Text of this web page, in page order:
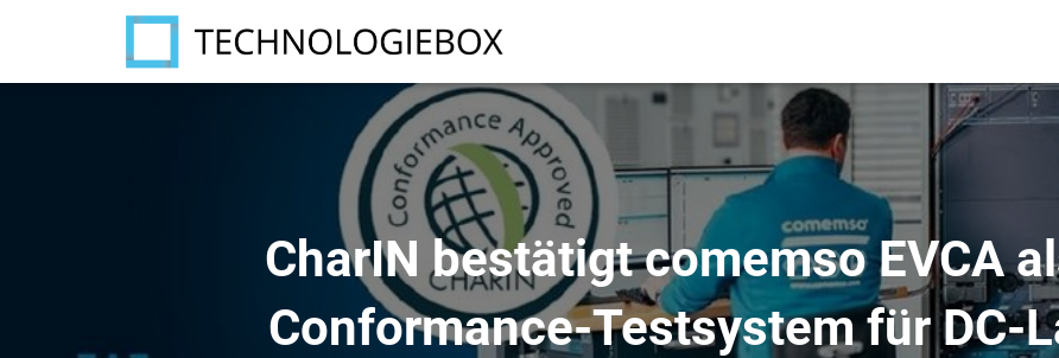
CharIN bestätigt comemso EVCA
Conformance-Testsystem für DC-